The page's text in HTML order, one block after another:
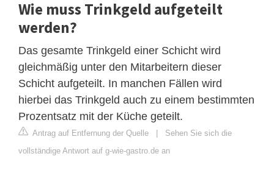
Wie muss Trinkgeld aufgeteilt
werden?
Das gesamte Trinkgeld einer Schicht wird
gleichmäßig unter den Mitarbeitern dieser
Schicht aufgeteilt. In manchen Fällen wird
hierbei das Trinkgeld auch zu einem bestimmten
Prozentsatz mit der Küche geteilt.
Antrag auf Entfernung der Quelle | Sehen Sie sich die
vollständige Antwort auf g-wie-gastro.de an